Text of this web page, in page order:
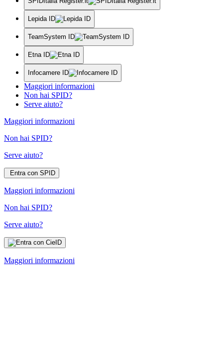
Lepida ID
TeamSystem ID
Etna ID
Infocamere ID
Maggiori informazioni
Non hai SPID?
Serve aiuto?
Maggiori informazioni
Non hai SPID?
Serve aiuto?
Entra con SPID
Maggiori informazioni
Non hai SPID?
Serve aiuto?
Maggiori informazioni